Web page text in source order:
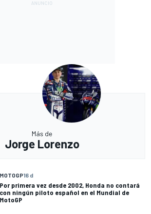
Más de
Jorge Lorenzo
MOTOGP16 d
Por primera vez desde 2002, Honda no contará
con ningún piloto español en el Mundial de
MotoGP